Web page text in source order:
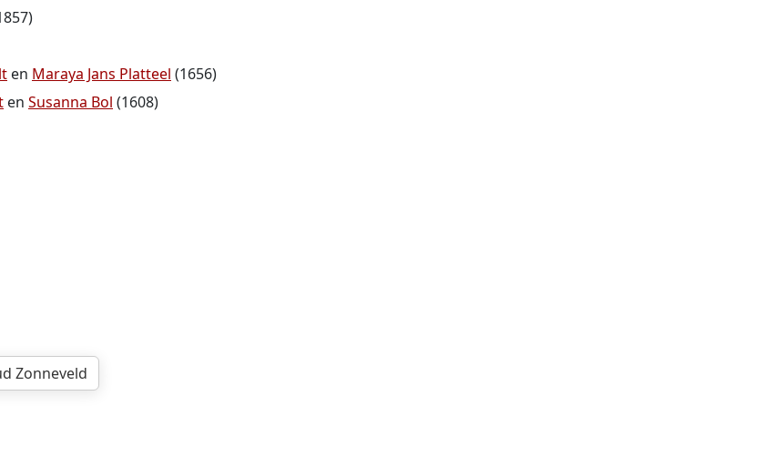
en Maraya Jans Platteel (1656)
en Susanna Bol (1608)
Zonneveld